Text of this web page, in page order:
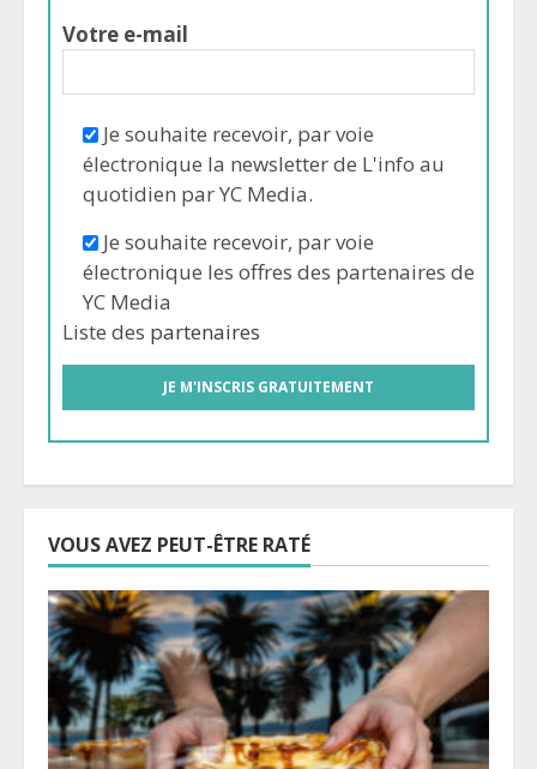
Votre e-mail
Je souhaite recevoir, par voie
électronique la newsletter de L'info au
quotidien par YC Media.
Je souhaite recevoir, par voie
électronique les offres des partenaires de
YC Media
Liste des partenaires
VOUS AVEZ PEUT-ÊTRE RATÉ